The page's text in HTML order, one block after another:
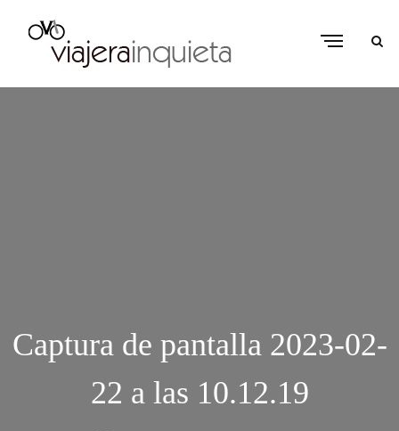
Captura de pantalla 2023-02-
22 a las 10.12.19